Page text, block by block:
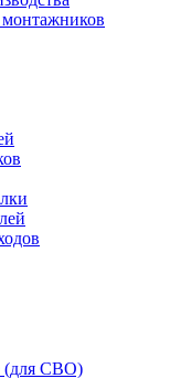
(для СВО)